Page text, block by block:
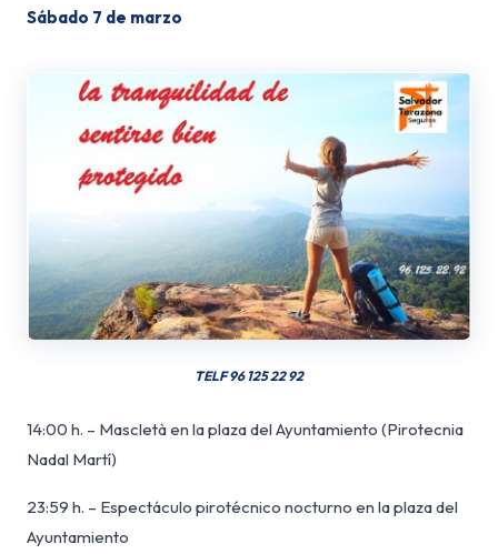
Sábado 7 de marzo
TELF 96 125 22 92
14:00 h. – Mascletà en la plaza del Ayuntamiento (Pirotecnia
Nadal Martí)
23:59 h. – Espectáculo pirotécnico nocturno en la plaza del
Ayuntamiento